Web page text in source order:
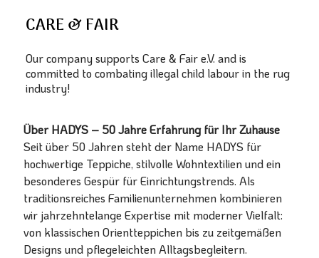
CARE & FAIR
Our company supports Care & Fair e.V. and is
committed to combating illegal child labour in the rug
industry!
Über HADYS – 50 Jahre Erfahrung für Ihr Zuhause
Seit über 50 Jahren steht der Name HADYS für
hochwertige Teppiche, stilvolle Wohntextilien und ein
besonderes Gespür für Einrichtungstrends. Als
traditionsreiches Familienunternehmen kombinieren
wir jahrzehntelange Expertise mit moderner Vielfalt:
von klassischen Orientteppichen bis zu zeitgemäßen
Designs und pflegeleichten Alltagsbegleitern.